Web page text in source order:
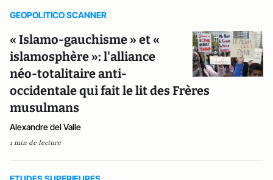
GEOPOLITICO SCANNER
« Islamo-gauchisme » et «
islamosphère »: l'alliance
néo-totalitaire anti-
occidentale qui fait le lit des Frères
musulmans
Alexandre del Valle
1 min de lecture